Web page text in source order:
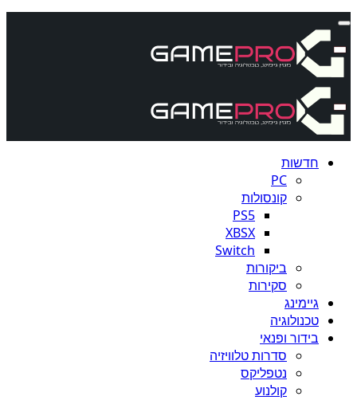
חדשות
PC
קונסולות
PS5
XBSX
Switch
ביקורות
סקירות
גיימינג
טכנולוגיה
בידור ופנאי
סדרות טלוויזיה
נטפליקס
קולנוע